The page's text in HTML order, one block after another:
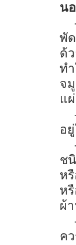
น
พั
ด้
ท
จ
แ
อ
ช
ห
ห
ผ้
ค